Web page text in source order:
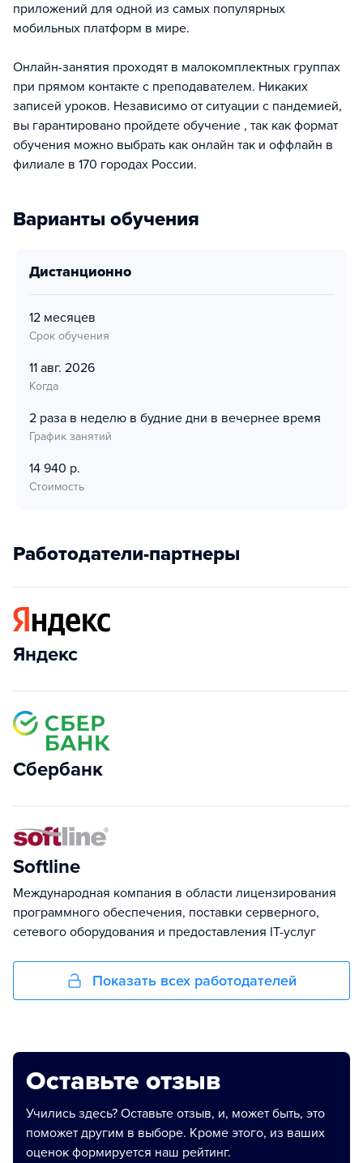
приложений для одной из самых популярных
мобильных платформ в мире.
Онлайн-занятия проходят в малокомплектных группах
при прямом контакте с преподавателем. Никаких
записей уроков. Независимо от ситуации с пандемией,
вы гарантировано пройдете обучение , так как формат
обучения можно выбрать как онлайн так и оффлайн в
филиале в 170 городах России.
Варианты обучения
дистанционно
12 месяцев
Срок обучения
11 авг. 2026
Когда
2 раза в неделю в будние дни в вечернее время
График занятий
14 940 р.
Стоимость
Работодатели-партнеры
Яндекс
Сбербанк
Softline
Международная компания в области лицензирования
программного обеспечения, поставки серверного,
сетевого оборудования и предоставления IT-услуг
Показать всех работодателей
Оставьте отзыв
Учились здесь? Оставьте отзыв, и, может быть, это
поможет другим в выборе. Кроме этого, из ваших
оценок формируется наш рейтинг.